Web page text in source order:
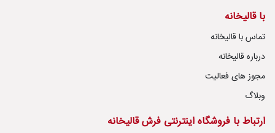
با قالیخانه
تماس با قالیخانه
درباره قالیخانه
مجوز های فعالیت
وبلاگ
ارتباط با فروشگاه اینترنتی فرش قالیخانه